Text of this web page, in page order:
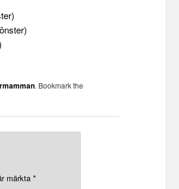
. Bookmark the
märkta *